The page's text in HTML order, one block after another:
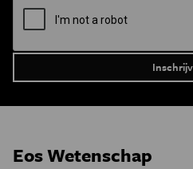
Eos Wetenschap